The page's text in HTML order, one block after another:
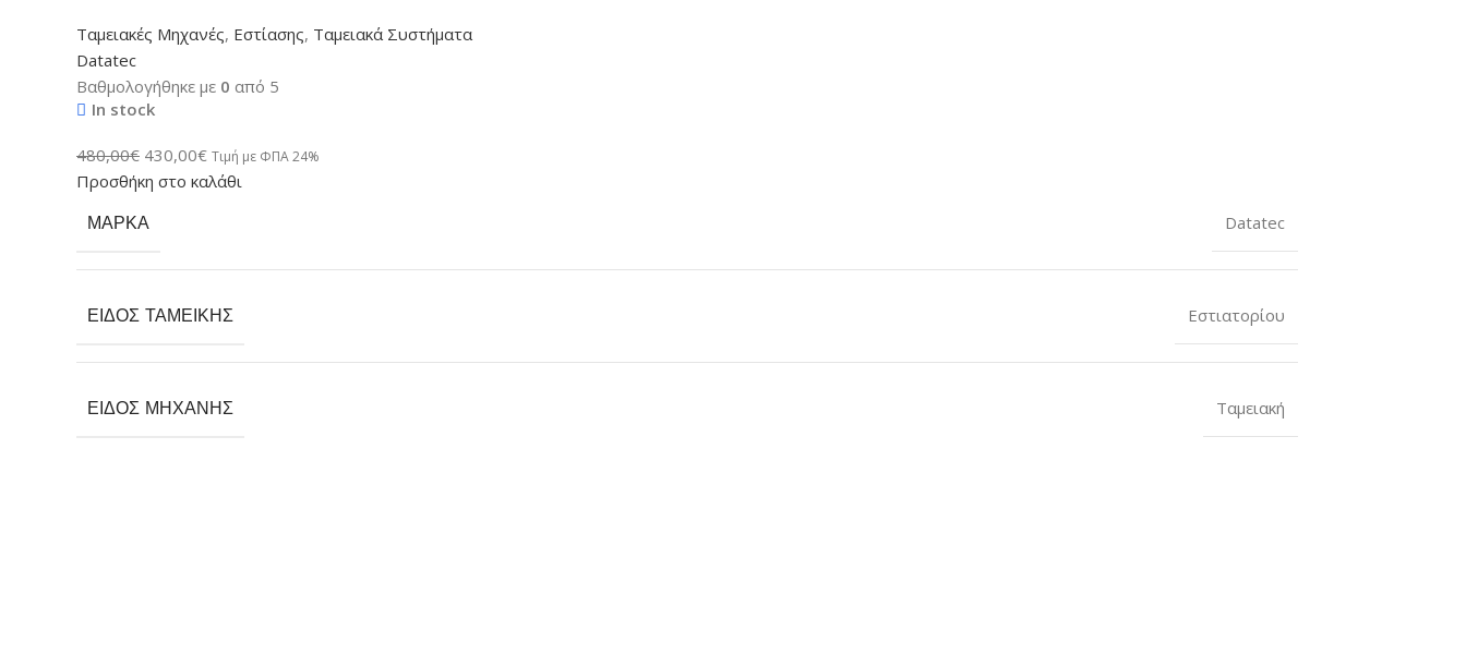
Ταμειακές Μηχανές, Εστίασης, Ταμειακά Συστήματα
Datatec
Βαθμολογήθηκε με 0 από 5
In stock
480,00€ 430,00€ Τιμή με ΦΠΑ 24%
Προσθήκη στο καλάθι
ΜΆΡΚΑ
Datatec
ΕΊΔΟΣ ΤΑΜΕΙΚΉΣ Εστιατορίου
ΕΊΔΟΣ ΜΗΧΑΝΉΣ Ταμειακή